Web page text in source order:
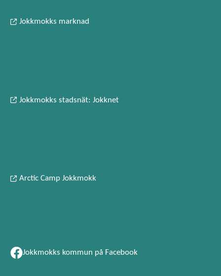
Jokkmokks marknad
Jokkmokks stadsnät: Jokknet
Arctic Camp Jokkmokk
Jokkmokks kommun på Facebook